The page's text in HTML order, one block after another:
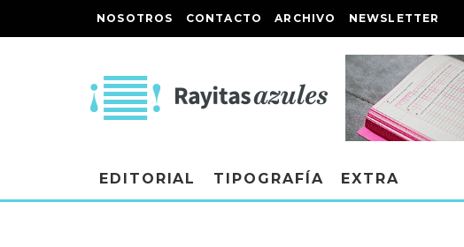
NOSOTROS CONTACTO ARCHIVO NEWSLETTER
EDITORIAL TIPOGRAFÍA EXTRA